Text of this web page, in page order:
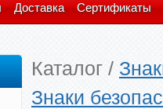
Доставка Сертификаты
Каталог /
Знаки